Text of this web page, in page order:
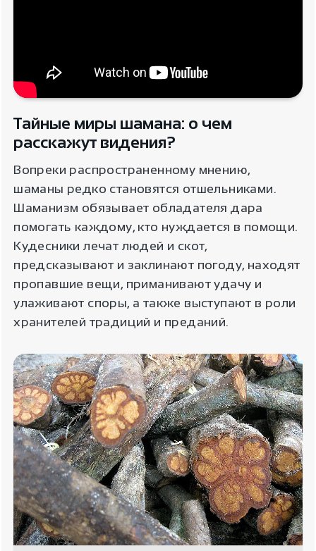
Тайные миры шамана: о чем
расскажут видения?
Вопреки распространенному мнению,
шаманы редко становятся отшельниками.
Шаманизм обязывает обладателя дара
помогать каждому, кто нуждается в помощи.
Кудесники лечат людей и скот,
предсказывают и заклинают погоду, находят
пропавшие вещи, приманивают удачу и
улаживают споры, а также выступают в роли
хранителей традиций и преданий.